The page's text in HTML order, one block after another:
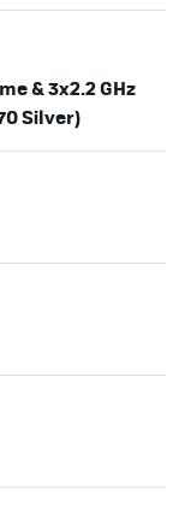
& 3x2.2 GHz
Silver)